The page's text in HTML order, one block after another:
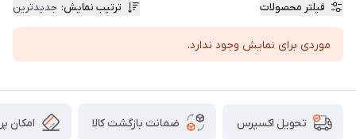
فیلتر محصولات ترتیب نمایش: جدیدترین
موردی برای نمایش وجود ندارد.
تحویل اکسپرس ضمانت بازگشت کالا امکان